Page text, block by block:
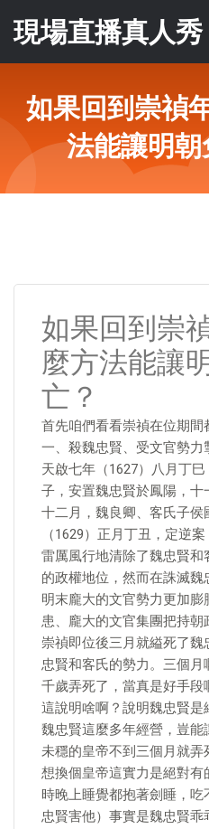
現場直播真人秀
如果回到崇禎
法能讓明朝
如果回到崇
麼方法能讓
亡？
首先咱們看看崇禎在位期間
一、殺魏忠賢、受文官勢力
天啟七年（1627）八月丁
子，安置魏忠賢於鳳陽，十
十二月，魏良卿、客氏子侯
（1629）正月丁丑，定逆
雷厲風行地清除了魏忠賢和
的政權地位，然而在誅滅
明末龐大的文官勢力更加
患、龐大的文官集團把持朝
崇禎即位後三月就縊死了
忠賢和客氏的勢力。三個
千歲弄死了，當真是好手段
這說明啥啊？說明魏忠賢
魏忠賢這麼多年經營，豈
未穩的皇帝不到三個月就弄
想換個皇帝這實力是絕對
時晚上睡覺都抱著劍睡，
忠賢害他）事實是魏忠賢乖